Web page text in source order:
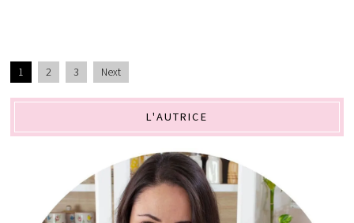
1 2 3 Next
L'AUTRICE